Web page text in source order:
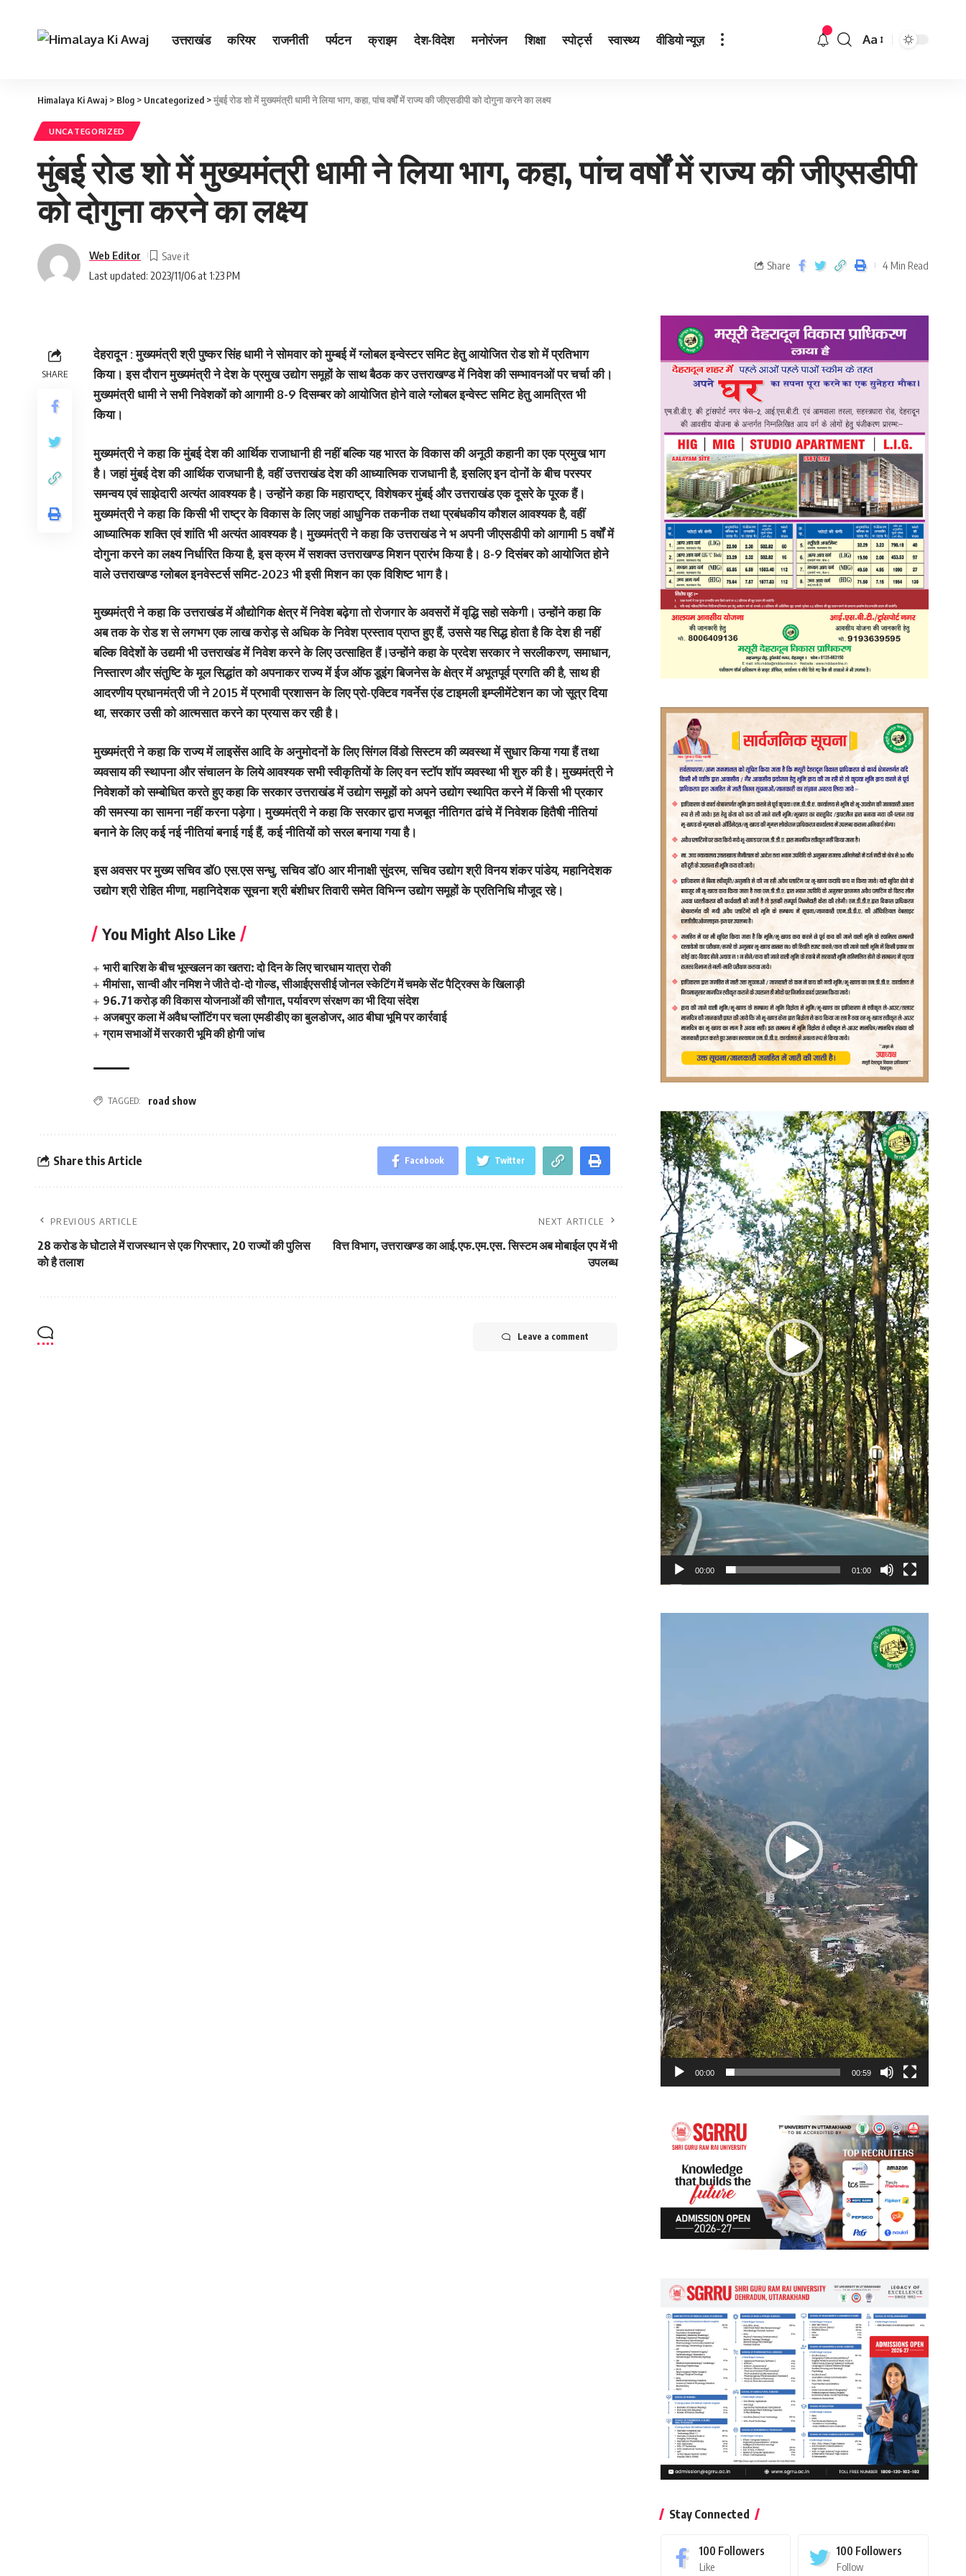
उत्तराखंड करियर राजनीती पर्यटन क्राइम देश-विदेश मनोरंजन शिक्षा स्पोर्ट्स स्वास्थ्य वीडियो न्यूज़ Aa
Himalaya Ki Awaj > Blog > Uncategorized >मुंबई रोड शो में मुख्‍यमंत्री धामी ने लिया भाग, कहा, पांच वर्षों में राज्य की जीएसडीपी को दोगुना करने का लक्ष्य
UNCATEGORIZED
मुंबई रोड शो में मुख्‍यमंत्री धामी ने लिया भाग, कहा, पांच वर्षों में राज्य की जीएसडीपी
को दोगुना करने का लक्ष्य
Last updated: 2023/11/06 at 1:23 PM
Web Editor
Share 4 Min Read
SHARE
देहरादून : मुख्यमंत्री श्री पुष्कर सिंह धामी ने सोमवार को मुम्बई में ग्लोबल इन्वेस्टर समिट हेतु आयोजित रोड शो में प्रतिभाग
किया। इस दौरान मुख्यमंत्री ने देश के प्रमुख उद्योग समूहों के साथ बैठक कर उत्तराखण्ड में निवेश की सम्भावनओं पर चर्चा की।
मुख्यमंत्री धामी ने सभी निवेशकों को आगामी 8-9 दिसम्बर को आयोजित होने वाले ग्लोबल इन्वेस्ट समिट हेतु आमत्रित भी
किया।
मुख्यमंत्री ने कहा कि मुंबई देश की आर्थिक राजाधानी ही नहीं बल्कि यह भारत के विकास की अनूठी कहानी का एक प्रमुख भाग
है। जहां मुंबई देश की आर्थिक राजधानी है, वहीं उत्तराखंड देश की आध्यात्मिक राजधानी है, इसलिए इन दोनों के बीच परस्पर
समन्वय एवं साझेदारी अत्यंत आवश्यक है। उन्होंने कहा कि महाराष्ट्र, विशेषकर मुंबई और उत्तराखंड एक दूसरे के पूरक हैं।
मुख्यमंत्री ने कहा कि किसी भी राष्ट्र के विकास के लिए जहां आधुनिक तकनीक तथा प्रबंधकीय कौशल आवश्यक है, वहीं
आध्यात्मिक शक्ति एवं शांति भी अत्यंत आवश्यक है। मुख्यमंत्री ने कहा कि उत्तराखंड ने भ अपनी जीएसडीपी को आगामी 5 वर्षों में
दोगुना करने का लक्ष्य निर्धारित किया है, इस क्रम में सशक्त उत्तराखण्ड मिशन प्रारंभ किया है। 8-9 दिसंबर को आयोजित होने
वाले उत्तराखण्ड ग्लोबल इनवेस्टर्स समिट-2023 भी इसी मिशन का एक विशिष्ट भाग है।
मुख्यमंत्री ने कहा कि उत्तराखंड में औद्योगिक क्षेत्र में निवेश बढ़ेगा तो रोजगार के अवसरों में वृद्धि सहो सकेगी। उन्होंने कहा कि
अब तक के रोड श से लगभग एक लाख करोड़ से अधिक के निवेश प्रस्ताव प्राप्त हुए हैं, उससे यह सिद्ध होता है कि देश ही नहीं
बल्कि विदेशों के उद्यमी भी उत्तराखंड में निवेश करने के लिए उत्साहित हैं।उन्होंने कहा के प्रदेश सरकार ने सरलीकरण, समाधान,
निस्तारण और संतुष्टि के मूल सिद्धांत को अपनाकर राज्य में ईज ऑफ डूइंग बिजनेस के क्षेत्र में अभूतपूर्व प्रगति की है, साथ ही
आदरणीय प्रधानमंत्री जी ने 2015 में प्रभावी प्रशासन के लिए प्रो-एक्टिव गवर्नेस एंड टाइमली इम्प्लीमेंटेशन का जो सूत्र दिया
था, सरकार उसी को आत्मसात करने का प्रयास कर रही है।
मुख्यमंत्री ने कहा कि राज्य में लाइसेंस आदि के अनुमोदनों के लिए सिंगल विंडो सिस्टम की व्यवस्था में सुधार किया गया हैं तथा
व्यवसाय की स्थापना और संचालन के लिये आवश्यक सभी स्वीकृतियों के लिए वन स्टॉप शॉप व्यवस्था भी शुरु की है। मुख्यमंत्री ने
निवेशकों को सम्बोधित करते हुए कहा कि सरकार उत्तराखंड में उद्योग समूहों को अपने उद्योग स्थापित करने में किसी भी प्रकार
की समस्या का सामना नहीं करना पड़ेगा। मुख्यमंत्री ने कहा कि सरकार द्वारा मजबूत नीतिगत ढांचे में निवेशक हितैषी नीतियां
बनाने के लिए कई नई नीतियां बनाई गई हैं, कई नीतियों को सरल बनाया गया है।
इस अवसर पर मुख्य सचिव डॉ0 एस.एस सन्धु, सचिव डॉ0 आर मीनाक्षी सुंदरम, सचिव उद्योग श्री विनय शंकर पांडेय, महानिदेशक
उद्योग श्री रोहित मीणा, महानिदेशक सूचना श्री बंशीधर तिवारी समेत विभिन्न उद्योग समूहों के प्रतिनिधि मौजूद रहे।
You Might Also Like
भारी बारिश के बीच भूस्खलन का खतरा: दो दिन के लिए चारधाम यात्रा रोकी
मीमांसा, सान्वी और नमिश ने जीते दो-दो गोल्ड, सीआईएससीई जोनल स्केटिंग में चमके सेंट पैट्रिक्स के खिलाड़ी
96.71 करोड़ की विकास योजनाओं की सौगात, पर्यावरण संरक्षण का भी दिया संदेश
अजबपुर कला में अवैध प्लॉटिंग पर चला एमडीडीए का बुलडोजर, आठ बीघा भूमि पर कार्रवाई
ग्राम सभाओं में सरकारी भूमि की होगी जांच
TAGGED: road show
Share this Article Facebook Twitter
PREVIOUS ARTICLE
28 करोड के घोेटाले में राजस्‍थान से एक गिरफ्तार, 20 राज्‍यों की पुलिस
काेे है तलाश
NEXT ARTICLE
वित्त विभाग, उत्तराखण्ड का आई.एफ.एम.एस. सिस्टम अब मोबाईल एप में भी
उपलब्ध
Leave a comment
Video
Player
00:00 01:00
00:00 00:59
Stay Connected
100 Followers
Like
100 Followers
Follow